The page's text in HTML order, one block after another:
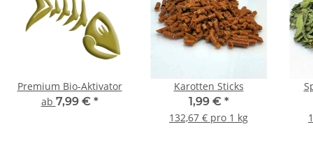
Premium Bio-Aktivator
ab 7,99 € *
Karotten Sticks
1,99 € *
132,67 € pro 1 kg